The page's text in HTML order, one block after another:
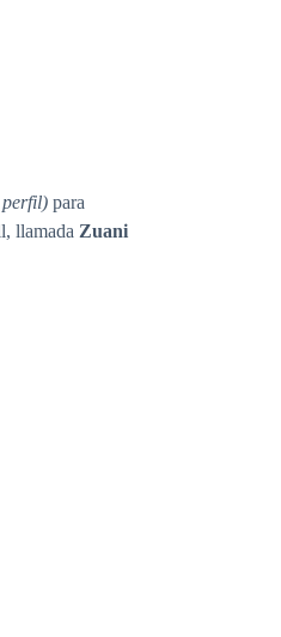
perfil) para
llamada Zuani